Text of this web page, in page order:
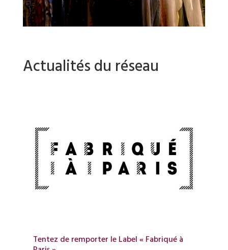
Actualités du réseau
Tentez de remporter le Label « Fabriqué à